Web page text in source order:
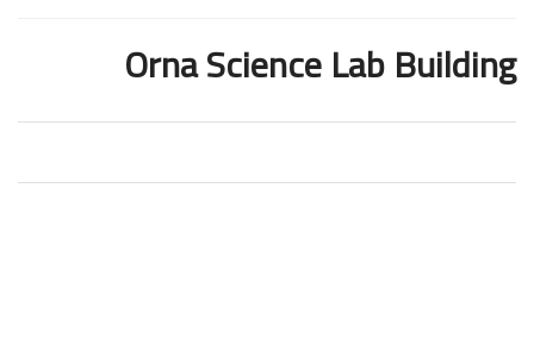
Orna Science Lab Building